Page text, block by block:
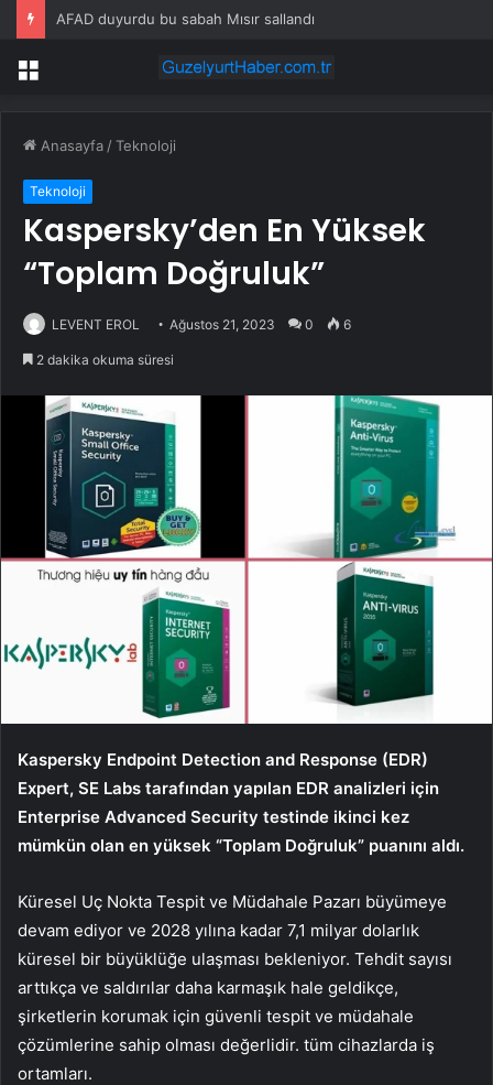
AFAD duyurdu bu sabah Mısır sallandı
Menü
Anasayfa /Teknoloji
Teknoloji
Kaspersky’den En Yüksek
“Toplam Doğruluk”
LEVENT EROL Ağustos 21, 2023 0 6
2 dakika okuma süresi
Kaspersky Endpoint Detection and Response (EDR)
Expert, SE Labs tarafından yapılan EDR analizleri için
Enterprise Advanced Security testinde ikinci kez
mümkün olan en yüksek “Toplam Doğruluk” puanını aldı.
Küresel Uç Nokta Tespit ve Müdahale Pazarı büyümeye
devam ediyor ve 2028 yılına kadar 7,1 milyar dolarlık
küresel bir büyüklüğe ulaşması bekleniyor. Tehdit sayısı
arttıkça ve saldırılar daha karmaşık hale geldikçe,
şirketlerin korumak için güvenli tespit ve müdahale
çözümlerine sahip olması değerlidir. tüm cihazlarda iş
ortamları.